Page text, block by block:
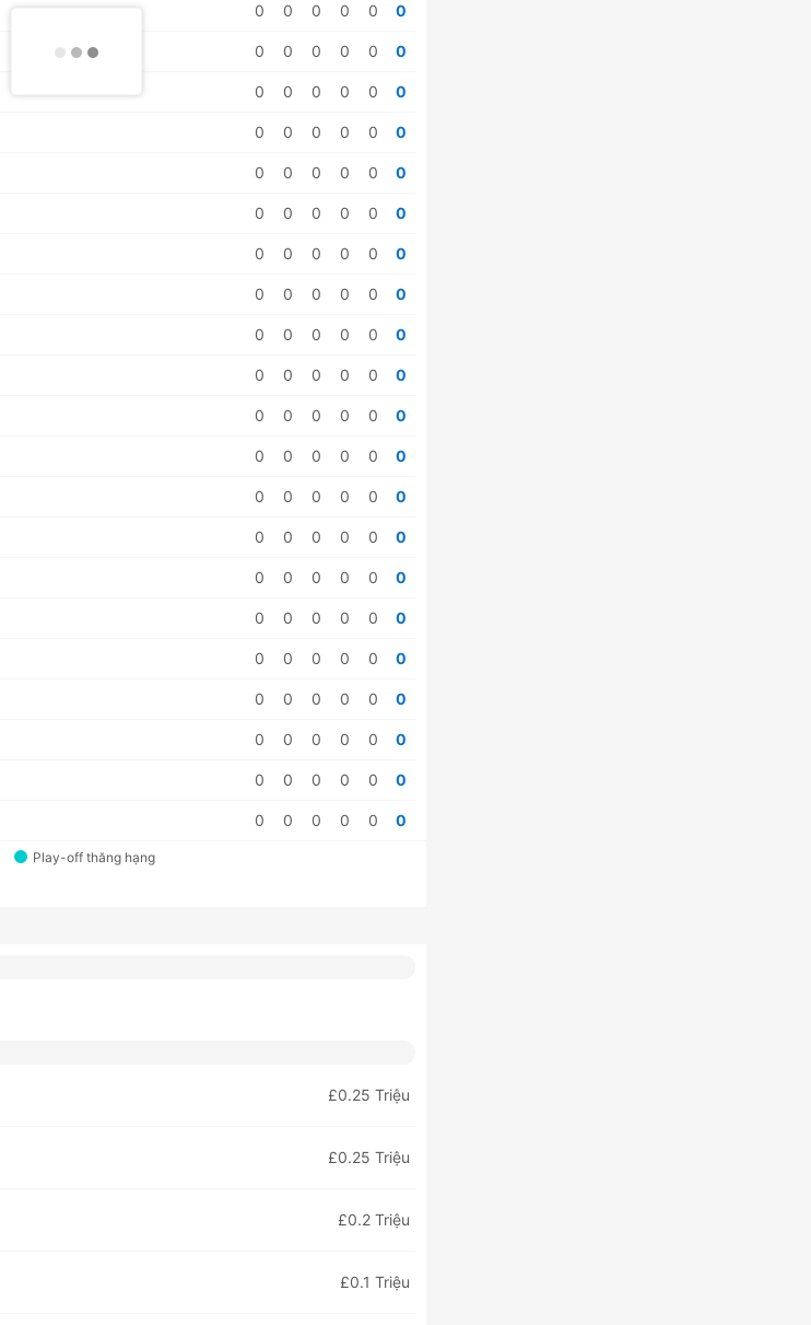
0 0 0 0 0 0
0 0 0 0 0 0
0 0 0 0 0 0
0 0 0 0 0 0
0 0 0 0 0 0
0 0 0 0 0 0
0 0 0 0 0 0
0 0 0 0 0 0
0 0 0 0 0 0
0 0 0 0 0 0
0 0 0 0 0 0
0 0 0 0 0 0
0 0 0 0 0 0
0 0 0 0 0 0
0 0 0 0 0 0
0 0 0 0 0 0
0 0 0 0 0 0
0 0 0 0 0 0
0 0 0 0 0 0
0 0 0 0 0 0
0 0 0 0 0 0
Play-off thăng hạng
£0.25 Triệu
£0.25 Triệu
£0.2 Triệu
£0.1 Triệu